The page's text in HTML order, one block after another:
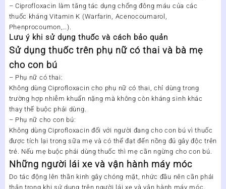
– Ciprofloxacin làm tăng tác dụng chống đông máu của các
thuốc kháng Vitamin K (Warfarin, Acenocoumarol,
Phenprocoumon,…).
Lưu ý khi sử dụng thuốc và cách bảo quản
Sử dụng thuốc trên phụ nữ có thai và bà mẹ
cho con bú
– Phụ nữ có thai:
Không dùng Ciprofloxacin cho phụ nữ có thai, chỉ dùng trong
trường hợp nhiễm khuẩn nặng mà không còn kháng sinh khác
thay thế buộc phải dùng.
– Phụ nữ cho con bú:
Không dùng Ciprofloxacin đối với người đang cho con bú vì thuốc
được tích lại trong sữa mẹ và có thể đạt đến nồng đủ gây độc trên
trẻ. Nếu mẹ buộc phải dùng thuốc thì mẹ cần ngừng cho con bú.
Những người lái xe và vận hành máy móc
Do tác động lên thần kinh gây chóng mặt, nhức đầu nên cần phải
thận trọng khi sử dụng trên người lái xe và vận hành máy móc.